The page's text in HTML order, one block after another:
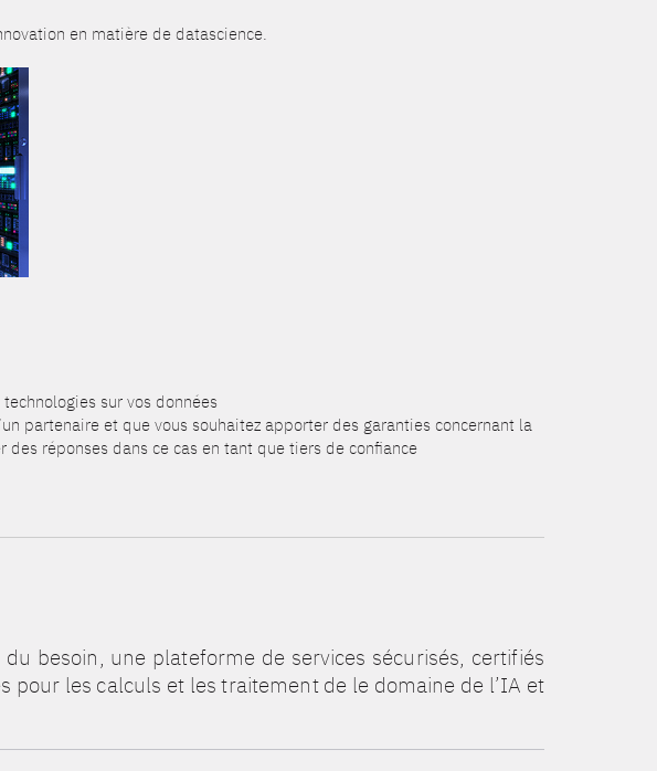
en matière de datascience.
sur vos données
partenaire et que vous souhaitez apporter des garanties concernant la
des réponses dans ce cas en tant que tiers de confiance
besoin, une plateforme de services sécurisés, certifiés
pour les calculs et les traitement de le domaine de l’IA et